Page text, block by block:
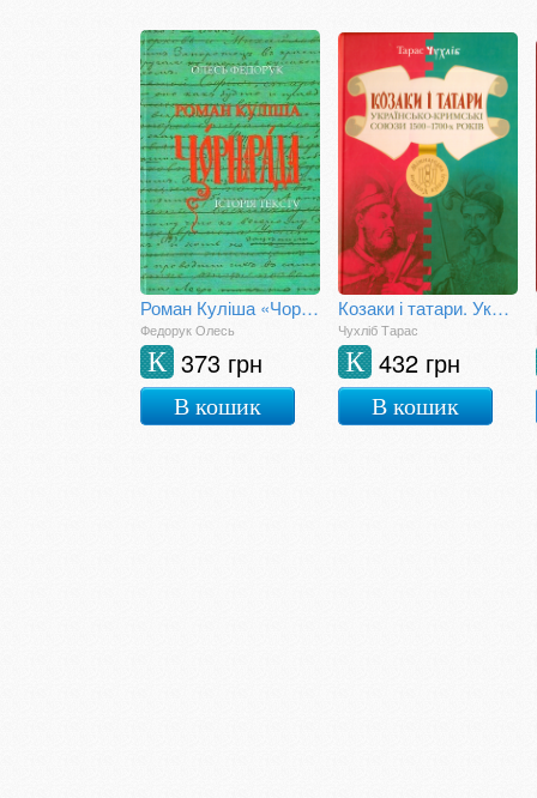
Роман Куліша «Чорна рада»: історія тексту
Федорук Олесь
373 грн
К
В кошик
Козаки і татари. Українсько-кримські союзи 1500–1700-х років
Чухліб Тарас
432 грн
К
В кошик